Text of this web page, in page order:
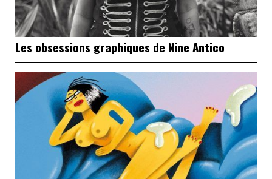
Les obsessions graphiques de Nine Antico